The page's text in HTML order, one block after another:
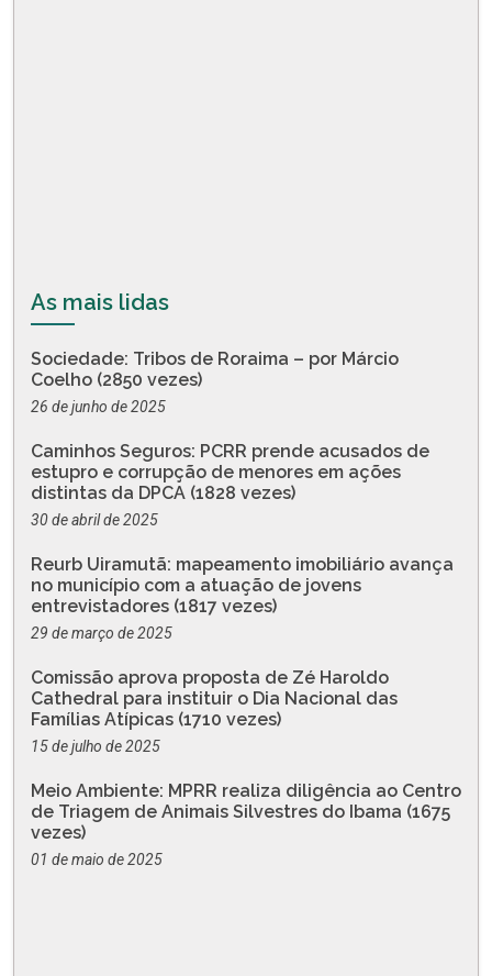
As mais lidas
Sociedade: Tribos de Roraima – por Márcio
Coelho (2850 vezes)
26 de junho de 2025
Caminhos Seguros: PCRR prende acusados de
estupro e corrupção de menores em ações
distintas da DPCA (1828 vezes)
30 de abril de 2025
Reurb Uiramutã: mapeamento imobiliário avança
no município com a atuação de jovens
entrevistadores (1817 vezes)
29 de março de 2025
Comissão aprova proposta de Zé Haroldo
Cathedral para instituir o Dia Nacional das
Famílias Atípicas (1710 vezes)
15 de julho de 2025
Meio Ambiente: MPRR realiza diligência ao Centro
de Triagem de Animais Silvestres do Ibama (1675
vezes)
01 de maio de 2025